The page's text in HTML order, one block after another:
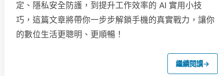
定、隱私安全防護，到提升工作效率的 AI 實用小技
巧，這篇文章將帶你一步步解鎖手機的真實戰力，讓你
的數位生活更聰明、更順暢！
繼續閱讀→